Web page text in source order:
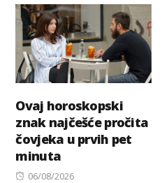
Ovaj horoskopski
znak najčešće pročita
čovjeka u prvih pet
minuta
Posted
06/08/2026